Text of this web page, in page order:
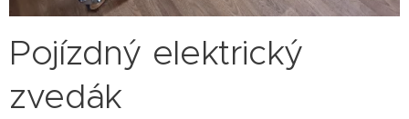
Pojízdný elektrický
zvedák